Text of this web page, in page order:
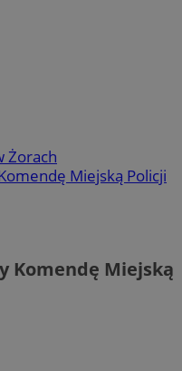
Żorach
Miejską Policji
Komendę Miejską